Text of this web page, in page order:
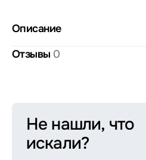
Описание
Отзывы 0
Не нашли, что
искали?